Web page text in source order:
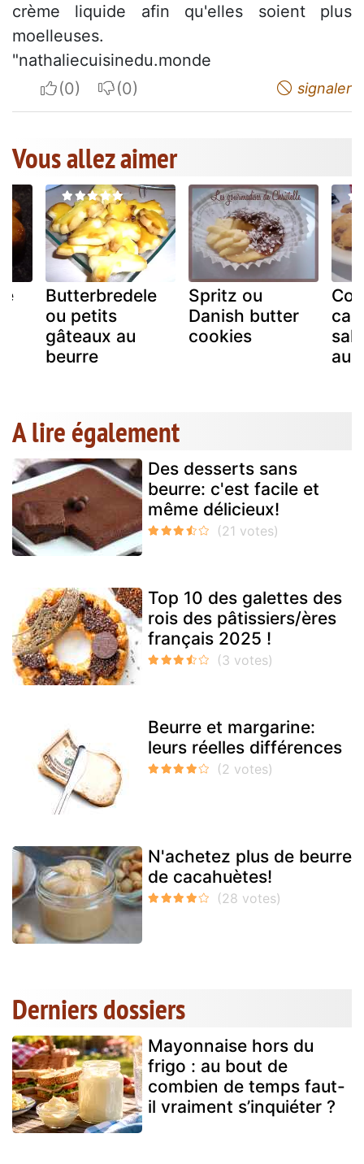
crème liquide afin qu'elles soient plus
moelleuses.
"nathaliecuisinedu.monde
I apreciateI do not appreciate signaler
Vous allez aimer
Butterbredele
ou petits
gâteaux au
beurre
Spritz ou
Danish butter
cookies
au
A lire également
Des desserts sans
beurre: c'est facile et
même délicieux!
Top 10 des galettes des
rois des pâtissiers/ères
français 2025 !
Beurre et margarine:
leurs réelles différences
N'achetez plus de beurre
de cacahuètes!
Derniers dossiers
Mayonnaise hors du
frigo : au bout de
combien de temps faut-
il vraiment s’inquiéter ?